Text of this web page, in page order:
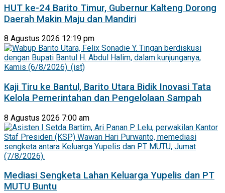
HUT ke-24 Barito Timur, Gubernur Kalteng Dorong
Daerah Makin Maju dan Mandiri
8 Agustus 2026 12:19 pm
Kaji Tiru ke Bantul, Barito Utara Bidik Inovasi Tata
Kelola Pemerintahan dan Pengelolaan Sampah
8 Agustus 2026 7:00 am
Mediasi Sengketa Lahan Keluarga Yupelis dan PT
MUTU Buntu